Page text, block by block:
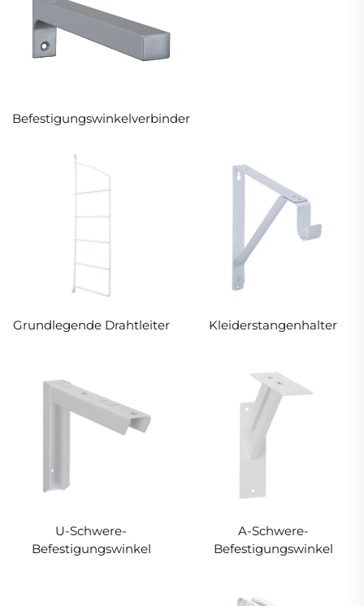
Befestigungswinkelverbinder
Grundlegende Drahtleiter Kleiderstangenhalter
U-Schwere-
Befestigungswinkel
A-Schwere-
Befestigungswinkel